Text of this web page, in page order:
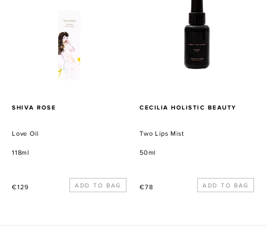
VERKÄUFER
SHIVA ROSE
Love Oil
118ml
Normaler
€129
VERKÄUFER
CECILIA HOLISTIC BEAUTY
Two Lips Mist
50ml
Normaler
€78